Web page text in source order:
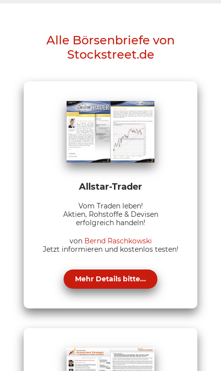
Alle Börsenbriefe von
Stockstreet.de
Allstar-Trader
Vom Traden leben!
Aktien, Rohstoffe & Devisen
erfolgreich handeln!
von Bernd Raschkowski
Jetzt informieren und kostenlos testen!
Mehr Details bitte...